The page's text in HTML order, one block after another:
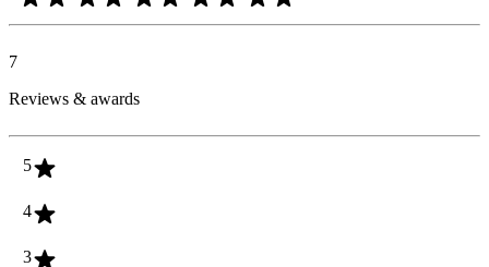
7
Reviews & awards
5
4
3